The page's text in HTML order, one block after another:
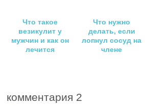
Что такое
везикулит у
мужчин и как он
лечится
Что нужно
делать, если
лопнул сосуд на
члене
комментария 2